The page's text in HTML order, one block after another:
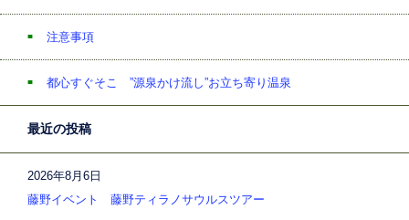
注意事項
都心すぐそこ ”源泉かけ流し”お立ち寄り温泉
最近の投稿
2026年8月6日
藤野イベント 藤野ティラノサウルスツアー